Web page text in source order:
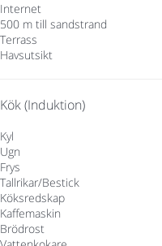
Internet
500 m till sandstrand
Terrass
Havsutsikt
Kök (Induktion)
Kyl
Ugn
Frys
Tallrikar/Bestick
Köksredskap
Kaffemaskin
Brödrost